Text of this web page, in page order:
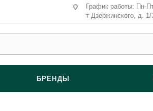
График работы: Пн-
т Дзержинского, д.
БРЕНДЫ